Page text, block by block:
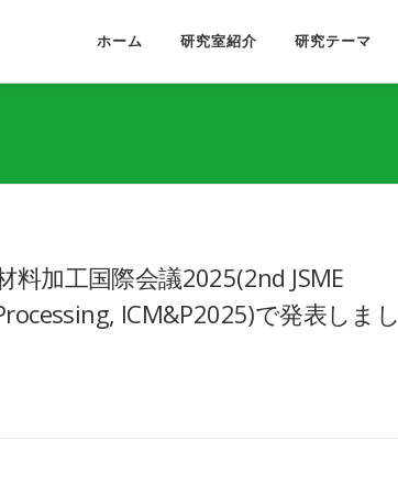
ホーム 研究室紹介 研究テーマ
料加工国際会議2025(2nd JSME
ICM&P2025)で発表しまし